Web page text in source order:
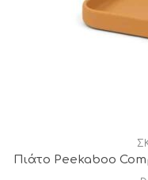
Πιάτο Peekaboo